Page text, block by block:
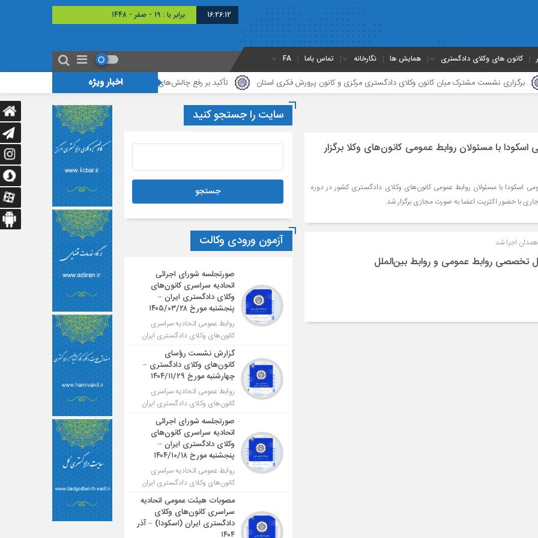
16:26:13 برابر با : Monday - 3 Aug
کانون های وکلای دادگستری همایش ها نگارخانه تماس باما FA
اخبار ویژه نشست مشترک میان کانون وکلای دادگستری مرکزی و کانون پرورش فکری استان تأکید بر رفع چالش‌های مالیاتی وکلا در دیدار رئیس کانون وکلای دادگستری گلستان
با مسئولان روابط عمومی‌ کانون‌های وکلا برگزار
اسکودا با مسئولان روابط عمومی کانون‌های وکلای دادگستری کشور در دوره
اجرا شد
تخصصی روابط عمومی و روابط بین‌الملل
سایت را جستجو کنید
آزمون ورودی وکالت
صورتجلسه شورای اجرائی
اتحادیه سراسری کانون‌های
وکلای دادگستری ایران –
پنجشنبه مورخ ۱۴۰۵/۰۳/۲۸
روابط عمومی اتحادیه سراسری
کانون‌های وکلای دادگستری ایران
گزارش نشست رؤسای
کانون‌های وکلای دادگستری –
چهارشنبه مورخ ۱۴۰۴/۱۱/۲۹
روابط عمومی اتحادیه سراسری
کانون‌های وکلای دادگستری ایران
صورتجلسه شورای اجرائی
اتحادیه سراسری کانون‌های
وکلای دادگستری ایران –
پنجشنبه مورخ ۱۴۰۴/۱۰/۱۸
روابط عمومی اتحادیه سراسری
کانون‌های وکلای دادگستری ایران
مصوبات هیئت عمومی اتحادیه
سراسری کانون‌های وکلای
دادگستری ایران (اسکودا) – آذر
۱۴۰۴